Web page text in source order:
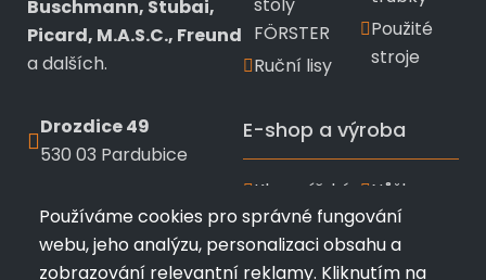
Buschmann, Stubai,
Picard, M.A.S.C., Freund
a dalších.
Drozdice 49
530 03 Pardubice
info@profimk.eu
FÖRSTER
Ruční lisy
Použité
stroje
E-shop a výroba
Klempířské
nářadí
Wuko
Nůžky a
kleště
Stubai
Používáme cookies pro správné fungování
webu, jeho analýzu, personalizaci obsahu a
zobrazování relevantní reklamy. Kliknutím na